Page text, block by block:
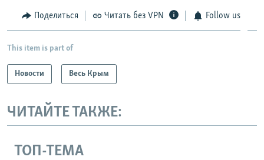
Поделиться Читать без VPN Follow us
This item is part of
Новости Весь Крым
ЧИТАЙТЕ ТАКЖЕ:
ТОП-ТЕМА